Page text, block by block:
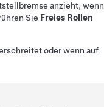
anzieht, wenn
Sie Freies Rollen
oder wenn auf